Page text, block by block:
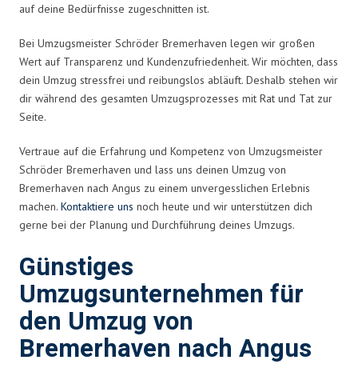
auf deine Bedürfnisse zugeschnitten ist.
Bei Umzugsmeister Schröder Bremerhaven legen wir großen
Wert auf Transparenz und Kundenzufriedenheit. Wir möchten, dass
dein Umzug stressfrei und reibungslos abläuft. Deshalb stehen wir
dir während des gesamten Umzugsprozesses mit Rat und Tat zur
Seite.
Vertraue auf die Erfahrung und Kompetenz von Umzugsmeister
Schröder Bremerhaven und lass uns deinen Umzug von
Bremerhaven nach Angus zu einem unvergesslichen Erlebnis
machen. Kontaktiere uns noch heute und wir unterstützen dich
gerne bei der Planung und Durchführung deines Umzugs.
Günstiges
Umzugsunternehmen für
den Umzug von
Bremerhaven nach Angus